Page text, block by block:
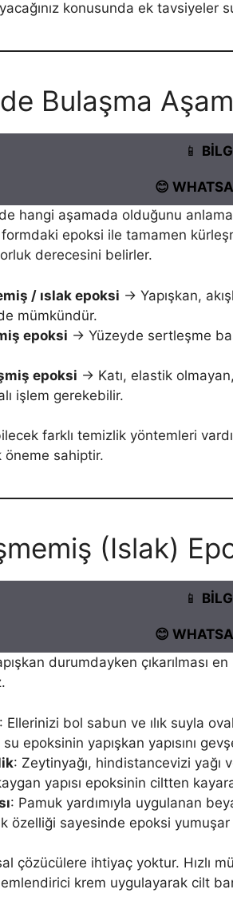
konusunda ek tavsiyeler
Bulaşma
📱
😊
hangi aşamada olduğunu
formdaki epoksi ile tamamen
derecesini belirler.
/ ıslak epoksi → Yapışkan,
mümkündür.
epoksi → Yüzeyde sertleşme
epoksi → Katı, elastik
işlem gerekebilir.
farklı temizlik yöntemleri
öneme sahiptir.
(Islak)
📱
😊
durumdayken
: Ellerinizi bol sabun ve ılık suyla
epoksinin yapışkan yapısını
: Zeytinyağı, hindistancevizi yağı
yapısı epoksinin ciltten
: Pamuk yardımıyla uygulanan
özelliği sayesinde epoksi
çözücülere ihtiyaç yoktur. Hızlı
krem uygulayarak cilt